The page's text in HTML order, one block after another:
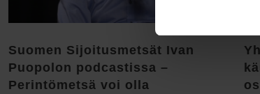
Suomen Sijoitusmetsät Ivan
Puopolon podcastissa –
Perintömetsä voi olla